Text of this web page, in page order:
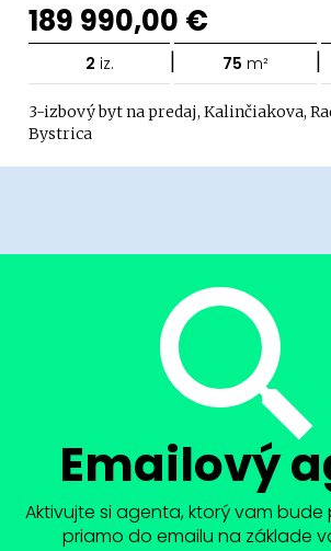
189 990,00 €
2 iz. | 75 m² |
3-izbový byt na predaj, Kalinčiakova,
Bystrica
Emailový
Aktivujte si agenta, ktorý vam
priamo do emailu na základe